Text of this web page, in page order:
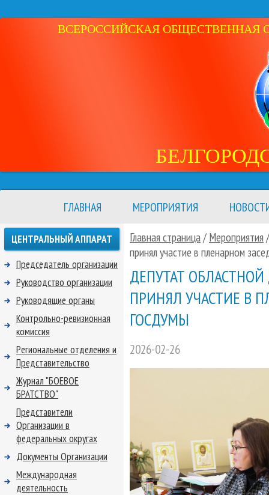
ВСЕРОССИЙСКАЯ ОБЩЕСТВЕННАЯ
ГЛАВНАЯ МЕРОПРИЯТИЯ
Главная страница/ Мероприятия
принял участие в пленарном
ДЕПУТАТ
ПРИНЯЛ УЧАСТИЕ В
ГОСДУМЫ
2026-02-26
ЦЕНТРАЛЬНЫЙ АППАРАТ
Председатель организации
Руководство организации
Руководящие органы
Контрольно-ревизионная
комиссия
Региональные отделения и
Представительство
Журнал "БОЕВОЕ
БРАТСТВО"
Представители
Организации в
федеральных округах
Документы Организации
Международная
деятельность